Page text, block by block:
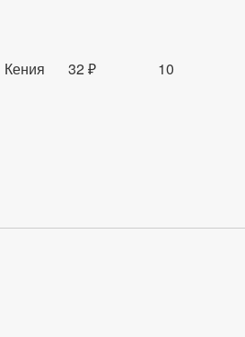
Кения 32 ₽ 10